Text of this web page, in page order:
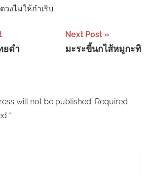
วงไม่ให้กำเริบ
ยดำ
Next Post
มะระขี้นกไส้หมูกะทิ
will not be published. Required
*